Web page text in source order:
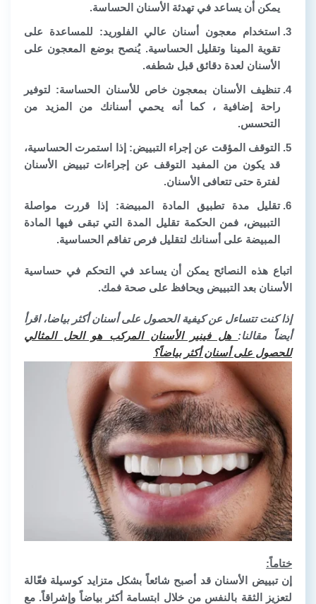
يمكن أن يساعد في تهدئة الأسنان الحساسة.
استخدام معجون
أسنان عالي الفلوريد: للمساعدة على
تقوية المينا وتقليل الحساسية. يُنصح بوضع المعجون على
الأسنان لعدة دقائق قبل شطفه.
تنظيف الأسنان بمعجون خاص للأسنان الحساسة: لتوفير
راحة إضافية ، كما أنه يحمي أسنانك من المزيد من
التحسس.
التوقف المؤقت عن إجراء التبييض: إذا استمرت الحساسية،
قد يكون من المفيد التوقف عن إجراءات تبييض الأسنان
لفترة حتى تتعافى الأسنان.
تقليل مدة تطبيق المادة المبيضة: إذا قررت مواصلة
التبييض، فمن الحكمة تقليل المدة التي تبقى فيها المادة
المبيضة على أسنانك لتقليل فرص تفاقم الحساسية.
اتباع هذه النصائح يمكن أن يساعد في التحكم في حساسية
الأسنان بعد التبييض ويحافظ على صحة فمك.
إذا كنت تتساءل عن كيفية الحصول على أسنان أكثر بياضا، اقرأ
أيضاً مقالنا: هل فينير الأسنان المركب هو الحل المثالي
للحصول على أسنان أكثر بياضاً؟
ختاماً:
إن تبييض الأسنان قد أصبح شائعاً بشكل متزايد كوسيلة فعّالة
لتعزيز الثقة بالنفس من خلال ابتسامة أكثر بياضاً وإشراقاً. مع